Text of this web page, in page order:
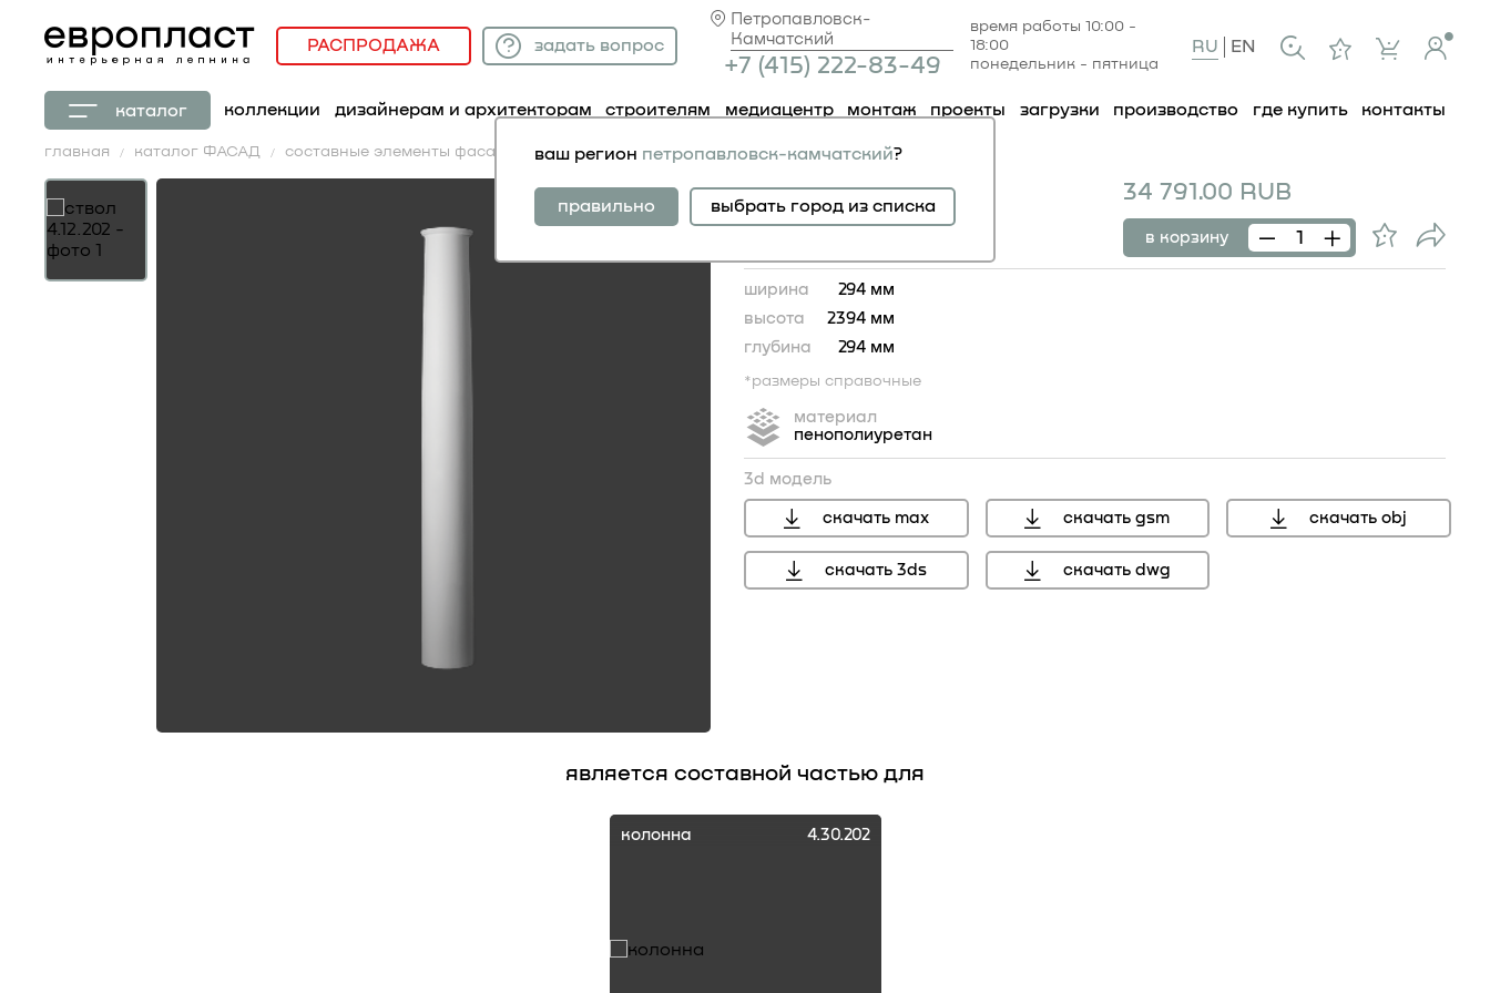
Петропавловск-
Камчатский
+7 (41 5) 222-83-49
время работы 10:00 -
18:00
понедельник - пятница
задать вопрос
РАСПРОДАЖА RU EN
каталог коллекции дизайнерам и архитекторам строителям медиацентр монтаж проекты загрузки производство где купить контакты
ваш регион петропавловск-камчатский?
правильно выбрать город из списка
главная каталог ФАСАД составные элементы фасадные ствол 4.12.202
ствол 4.12.202 34 791.00 RUB
в корзину
ширина
294 мм
высота
2394 мм
глубина
294 мм
*размеры справочные
материал
пенополиуретан
3d модель
скачать max скачать gsm скачать obj
скачать 3ds скачать dwg
является составной частью для
колонна 4.30.202